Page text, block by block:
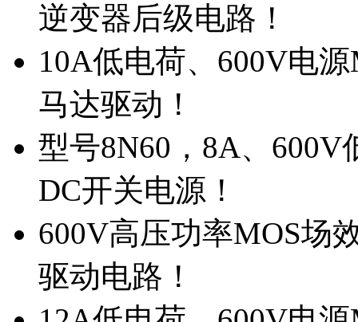
逆变器后级电路！
10A低电荷、600V电
马达驱动！
型号8N60，8A、
DC开关电源！
600V高压功率MOS场
驱动电路！